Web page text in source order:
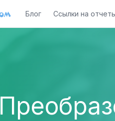
Блог Ссылки на